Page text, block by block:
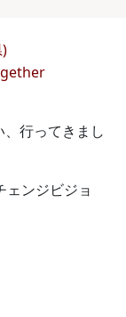
行ってきまし
ンジビジョ